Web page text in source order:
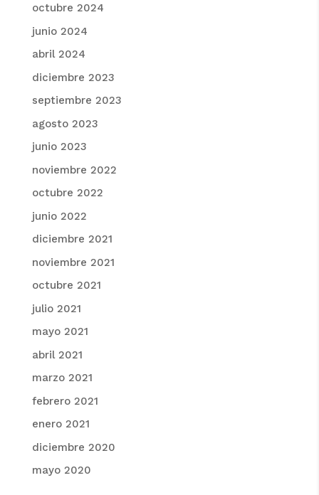
octubre 2024
junio 2024
abril 2024
diciembre 2023
septiembre 2023
agosto 2023
junio 2023
noviembre 2022
octubre 2022
junio 2022
diciembre 2021
noviembre 2021
octubre 2021
julio 2021
mayo 2021
abril 2021
marzo 2021
febrero 2021
enero 2021
diciembre 2020
mayo 2020